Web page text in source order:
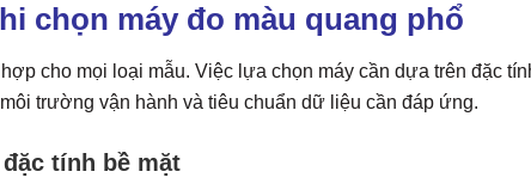
chọn máy đo màu quang phổ
cho mọi loại mẫu. Việc lựa chọn máy cần dựa trên đặc
trường vận hành và tiêu chuẩn dữ liệu cần đáp ứng.
tính bề mặt